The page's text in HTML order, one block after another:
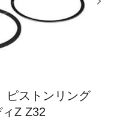
ピストンリング
Z Z32